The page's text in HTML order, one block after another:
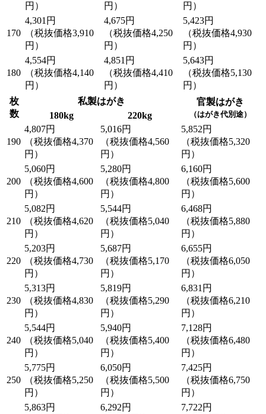
円）
円）
円）
170
4,301円
（税抜価格3,910
円）
4,675円
（税抜価格4,250
円）
5,423円
（税抜価格4,930
円）
180
4,554円
（税抜価格4,140
円）
4,851円
（税抜価格4,410
円）
5,643円
（税抜価格5,130
円）
枚
数
私製はがき 官製はがき
（はがき代別途）
180kg 220kg
190
4,807円
（税抜価格4,370
円）
5,016円
（税抜価格4,560
円）
5,852円
（税抜価格5,320
円）
200
5,060円
（税抜価格4,600
円）
5,280円
（税抜価格4,800
円）
6,160円
（税抜価格5,600
円）
210
5,082円
（税抜価格4,620
円）
5,544円
（税抜価格5,040
円）
6,468円
（税抜価格5,880
円）
220
5,203円
（税抜価格4,730
円）
5,687円
（税抜価格5,170
円）
6,655円
（税抜価格6,050
円）
230
5,313円
（税抜価格4,830
円）
5,819円
（税抜価格5,290
円）
6,831円
（税抜価格6,210
円）
240
5,544円
（税抜価格5,040
円）
5,940円
（税抜価格5,400
円）
7,128円
（税抜価格6,480
円）
250
5,775円
（税抜価格5,250
円）
6,050円
（税抜価格5,500
円）
7,425円
（税抜価格6,750
円）
5,863円
6,292円
7,722円